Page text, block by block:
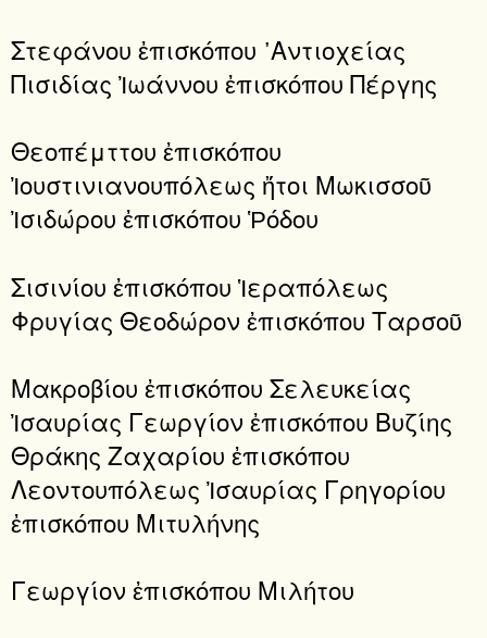
Στεφάνου ἐπισκόπου ᾿Αντιοχείας
Πισιδίας Ἰωάννου ἐπισκόπου Πέργης
Θεοπέμττου ἐπισκόπου
Ἰουστινιανουπόλεως ἤτοι Μωκισσοῦ
Ἰσιδώρου ἐπισκόπου Ῥόδου
Σισινίου ἐπισκόπου Ἱεραπόλεως
Φρυγίας Θεοδώρον ἐπισκόπου Ταρσοῦ
Μακροβίου ἐπισκόπου Σελευκείας
Ἰσαυρίας Γεωργίον ἐπισκόπου Βυζίης
Θράκης Ζαχαρίου ἐπισκόπου
Λεοντουπόλεως Ἰσαυρίας Γρηγορίου
ἐπισκόπου Μιτυλήνης
Γεωργίον ἐπισκόπου Μιλήτου